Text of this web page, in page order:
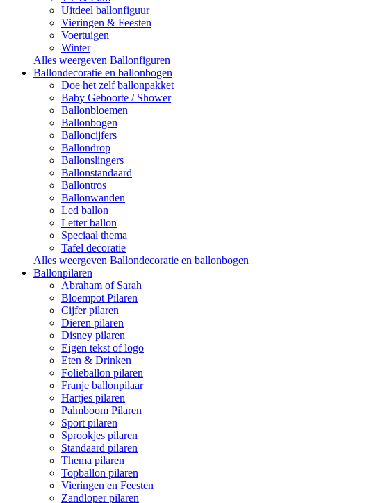
Uitdeel ballonfiguur
Vieringen & Feesten
Voertuigen
Winter
Alles weergeven Ballonfiguren
Ballondecoratie en ballonbogen
Doe het zelf ballonpakket
Baby Geboorte / Shower
Ballonbloemen
Ballonbogen
Balloncijfers
Ballondrop
Ballonslingers
Ballonstandaard
Ballontros
Ballonwanden
Led ballon
Letter ballon
Speciaal thema
Tafel decoratie
Alles weergeven Ballondecoratie en ballonbogen
Ballonpilaren
Abraham of Sarah
Bloempot Pilaren
Cijfer pilaren
Dieren pilaren
Disney pilaren
Eigen tekst of logo
Eten & Drinken
Folieballon pilaren
Franje ballonpilaar
Hartjes pilaren
Palmboom Pilaren
Sport pilaren
Sprookjes pilaren
Standaard pilaren
Thema pilaren
Topballon pilaren
Vieringen en Feesten
Zandloper pilaren